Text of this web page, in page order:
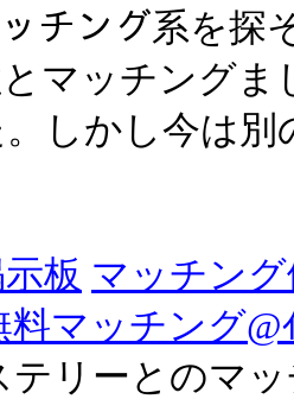
チング系を
マッチング
しかし今は
板 マッチン
料マッチング@
テリーとのマ